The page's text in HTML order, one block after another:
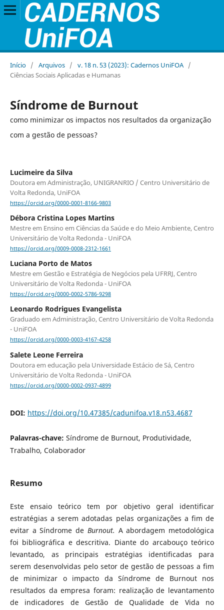
Início / Arquivos / v. 18 n. 53 (2023): Cadernos UniFOA /
Ciências Sociais Aplicadas e Humanas
Síndrome de Burnout
como minimizar os impactos nos resultados da organização
com a gestão de pessoas?
Lucimeire da Silva
Doutora em Administração, UNIGRANRIO / Centro Universitário de
Volta Redonda, UniFOA
https://orcid.org/0000-0001-8166-9803
Débora Cristina Lopes Martins
Mestre em Ensino em Ciências da Saúde e do Meio Ambiente, Centro
Universitário de Volta Redonda - UniFOA
https://orcid.org/0009-0008-2312-1661
Luciana Porto de Matos
Mestre em Gestão e Estratégia de Negócios pela UFRRJ, Centro
Universitário de Volta Redonda - UniFOA
https://orcid.org/0000-0002-5786-9298
Leonardo Rodrigues Evangelista
Graduado em Administração, Centro Universitário de Volta Redonda
- UniFOA
https://orcid.org/0000-0003-4167-4258
Salete Leone Ferreira
Doutora em educação pela Universidade Estácio de Sá, Centro
Universitário de Volta Redonda - UniFOA
https://orcid.org/0000-0002-0937-4899
DOI: https://doi.org/10.47385/cadunifoa.v18.n53.4687
Palavras-chave: Síndrome de Burnout, Produtividade,
Trabalho, Colaborador
Resumo
Este ensaio teórico tem por objetivo geral identificar
estratégias a serem adotadas pelas organizações a fim de
evitar a Síndrome de Burnout. A abordagem metodológica
foi bibliográfica e descritiva. Diante do arcabouço teórico
levantado, as principais estratégias identificadas para
serem desenvolvidas pelo setor de gestão de pessoas a fim
de minimizar o impacto da Síndrome de Burnout nos
resultados da empresa foram: realização de levantamento
de indicadores de Gestão de Qualidade de Vida no